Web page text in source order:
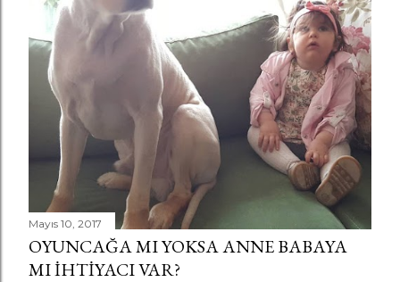
Mayıs 10, 2017
OYUNCAĞA MI YOKSA ANNE BABAYA
MI İHTIYACI VAR?